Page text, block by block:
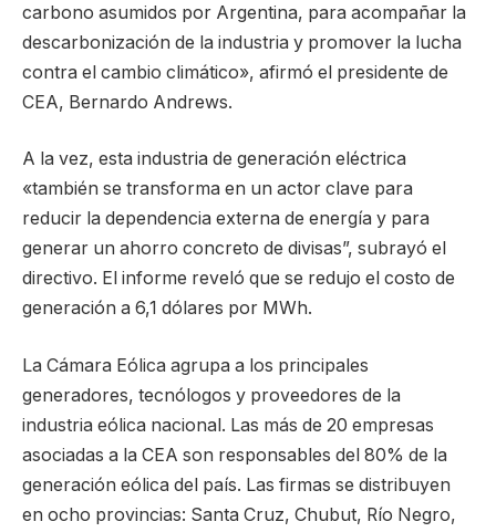
carbono asumidos por Argentina, para acompañar la
descarbonización de la industria y promover la lucha
contra el cambio climático», afirmó el presidente de
CEA, Bernardo Andrews.
A la vez, esta industria de generación eléctrica
«también se transforma en un actor clave para
reducir la dependencia externa de energía y para
generar un ahorro concreto de divisas”, subrayó el
directivo. El informe reveló que se redujo el costo de
generación a 6,1 dólares por MWh.
La Cámara Eólica agrupa a los principales
generadores, tecnólogos y proveedores de la
industria eólica nacional. Las más de 20 empresas
asociadas a la CEA son responsables del 80% de la
generación eólica del país. Las firmas se distribuyen
en ocho provincias: Santa Cruz, Chubut, Río Negro,